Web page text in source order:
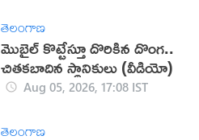
తెలంగాణ
మొబైల్ కొట్టేస్తూ దొరికిన దొంగ..
చితకబాదిన స్థానికులు (వీడియో)
Aug 05, 2026, 17:08 IST
తెలంగాణ